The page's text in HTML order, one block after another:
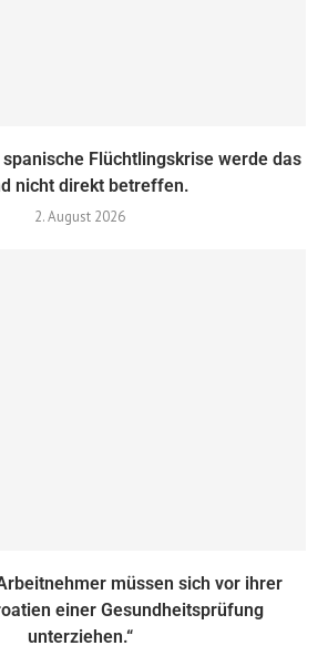
Flüchtlingskrise werde das
nicht direkt betreffen.
2. August 2026
müssen sich vor ihrer
einer Gesundheitsprüfung
unterziehen.“